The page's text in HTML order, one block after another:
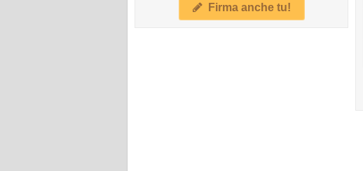
Firma anche tu!